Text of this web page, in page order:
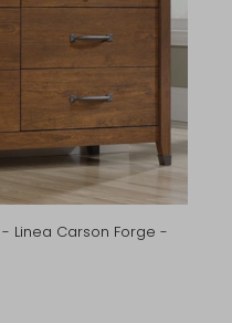
Linea Carson Forge -